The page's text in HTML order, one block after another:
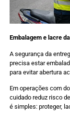
Embalagem e lacre
A segurança da
precisa estar
para evitar abertura
Em operações com
cuidado reduz risco
é simples: proteger,